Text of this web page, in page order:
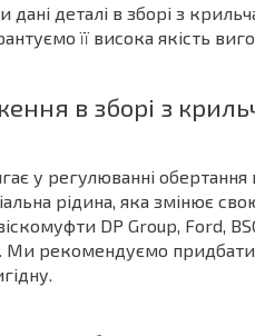
деталі в зборі з
її висока якість
в зборі з
у регулюванні
рідина, яка змінює
DP Group, Ford,
рекомендуємо придбати